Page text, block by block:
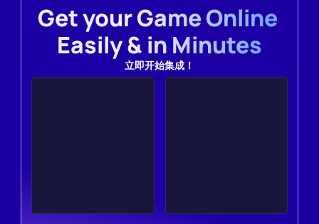
Get your Game Online
Easily & in Minutes
立即开始集成！